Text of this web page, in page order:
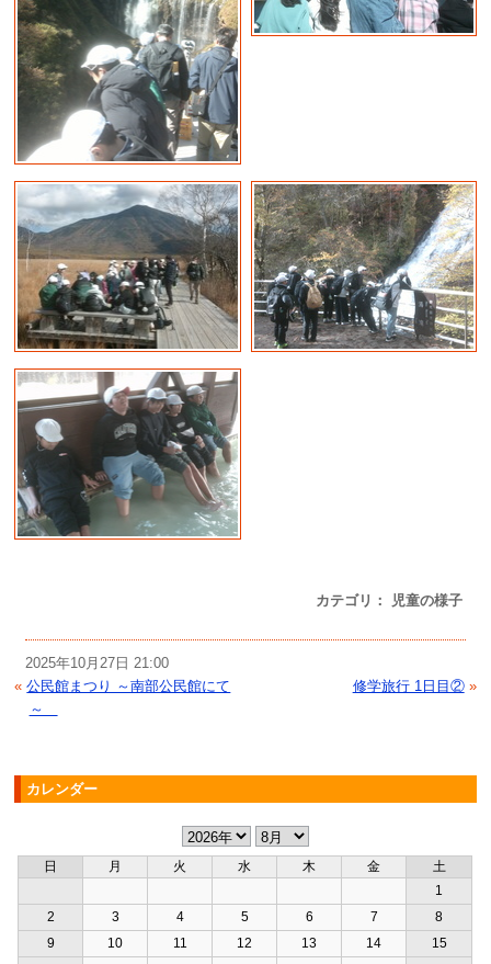
カテゴリ： 児童の様子
2025年10月27日 21:00
« 公民館まつり ～南部公民館にて
～
修学旅行 1日目② »
カレンダー
日 月 火 水 木 金
土
1
2
3 4 5 6 7
8
9
10 11 12 13 14
15